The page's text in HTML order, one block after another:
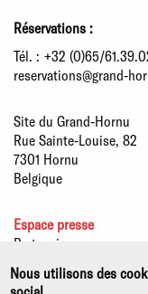
Réservations :
Tél. : +32 (0)65/
reservations@grand-
Site du Grand-Hornu
Rue Sainte-Louise, 82
7301 Hornu
Belgique
Espace presse
Partenaires
Offres d'emploi
Nous utilisons des